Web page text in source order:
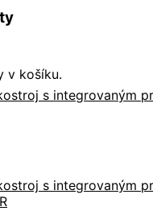
v košíku.
s integrovaným
s integrovaným